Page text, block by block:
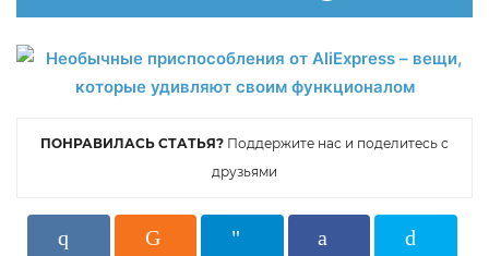
ПОНРАВИЛАСЬ СТАТЬЯ? Поддержите нас и поделитесь с
друзьями